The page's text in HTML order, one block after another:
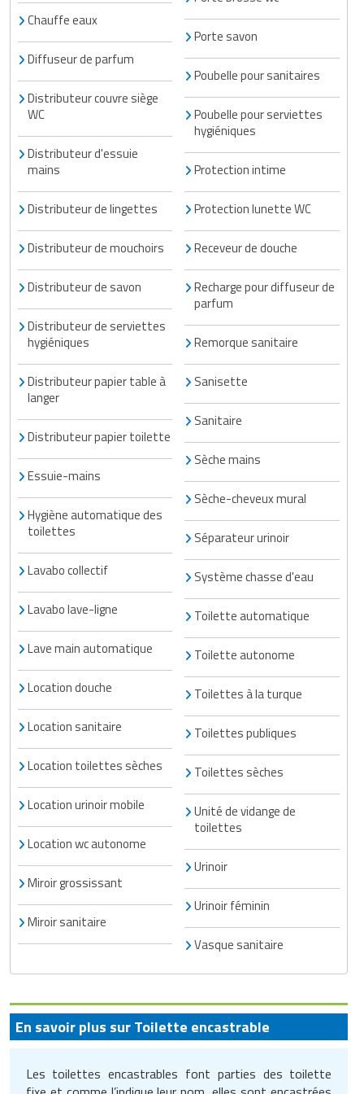
Ustensile cuisine professionnel
Vêtements personnalisés
Vitrines pour magasin
Traitement de l'air
Traitement des eaux
Trancheuse professionnelle
Tubes et profilés
Tuyau flexible
Tuyau galvanisé
Tuyau renforcé
Ventilateurs et aération d'atelier
Tapis de bureau
Tapis et caillebotis
Traitement des surfaces
Traitement du linge
Vestiaires et casiers
Equipements de football
Equipements de karting
Equipements pour patinage
Equipements pour skateboard
Equipements pour stade et terrain
Loisirs
Matériel de fitness
Matériel de musculation
Vêtement sportif
Pétrin professionnel
Piano de cuisson
Plats et plateaux
Pompes à sauce
Portes commandes restaurant
Présentoir pour restaurant
Réchaud professionnel
Réfrigérateur professionnel
Restauration foraine
Robinetterie professionnelle
Rôtisserie professionnelle
Sautause professionnelle
Table de cuisson professionnelle
Tables de préparation réfrigérées
Vaisselle restaurant
Vitrines réfrigérées
Chauffe eaux
Diffuseur de parfum
Distributeur couvre siège
WC
Distributeur d'essuie
mains
Distributeur de lingettes
Distributeur de mouchoirs
Distributeur de savon
Distributeur de serviettes
hygiéniques
Distributeur papier table à
langer
Distributeur papier toilette
Essuie-mains
Hygiène automatique des
toilettes
Lavabo collectif
Lavabo lave-ligne
Lave main automatique
Location douche
Location sanitaire
Location toilettes sèches
Location urinoir mobile
Location wc autonome
Miroir grossissant
Miroir sanitaire
Porte savon
Poubelle pour sanitaires
Poubelle pour serviettes
hygiéniques
Protection intime
Protection lunette WC
Receveur de douche
Recharge pour diffuseur de
parfum
Remorque sanitaire
Sanisette
Sanitaire
Sèche mains
Sèche-cheveux mural
Séparateur urinoir
Système chasse d'eau
Toilette automatique
Toilette autonome
Toilettes à la turque
Toilettes publiques
Toilettes sèches
Unité de vidange de
toilettes
Urinoir
Urinoir féminin
Vasque sanitaire
En savoir plus sur Toilette encastrable
Les toilettes encastrables font parties des toilette